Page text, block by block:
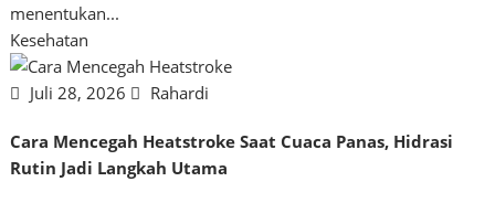
menentukan...
Kesehatan
Juli 28, 2026 Rahardi
Cara Mencegah Heatstroke Saat Cuaca Panas, Hidrasi
Rutin Jadi Langkah Utama